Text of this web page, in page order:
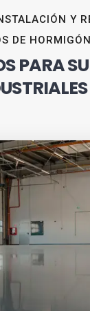
Y
DE HORMIGÓN
PARA